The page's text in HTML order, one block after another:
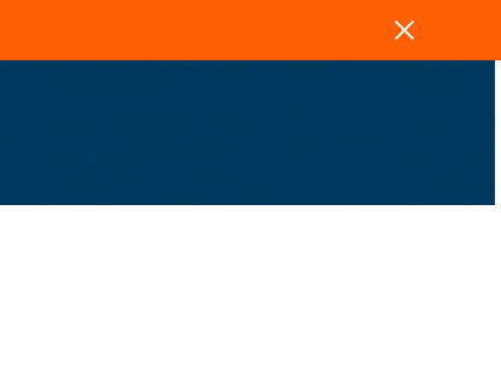
Zavřít